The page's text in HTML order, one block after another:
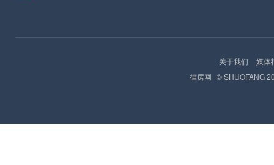
关于我们
媒体
律房网 © SHUOFANG